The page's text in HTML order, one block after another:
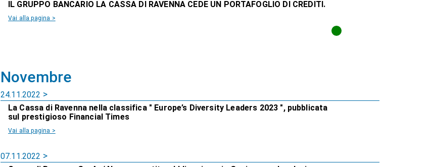
IL GRUPPO BANCARIO LA CASSA DI RAVENNA CEDE UN PORTAFOGLIO DI CREDITI.
Vai alla pagina >
Novembre
24.11.2022
La Cassa di Ravenna nella classifica " Europe’s Diversity Leaders 2023 ", pubblicata
sul prestigioso Financial Times
Vai alla pagina >
07.11.2022